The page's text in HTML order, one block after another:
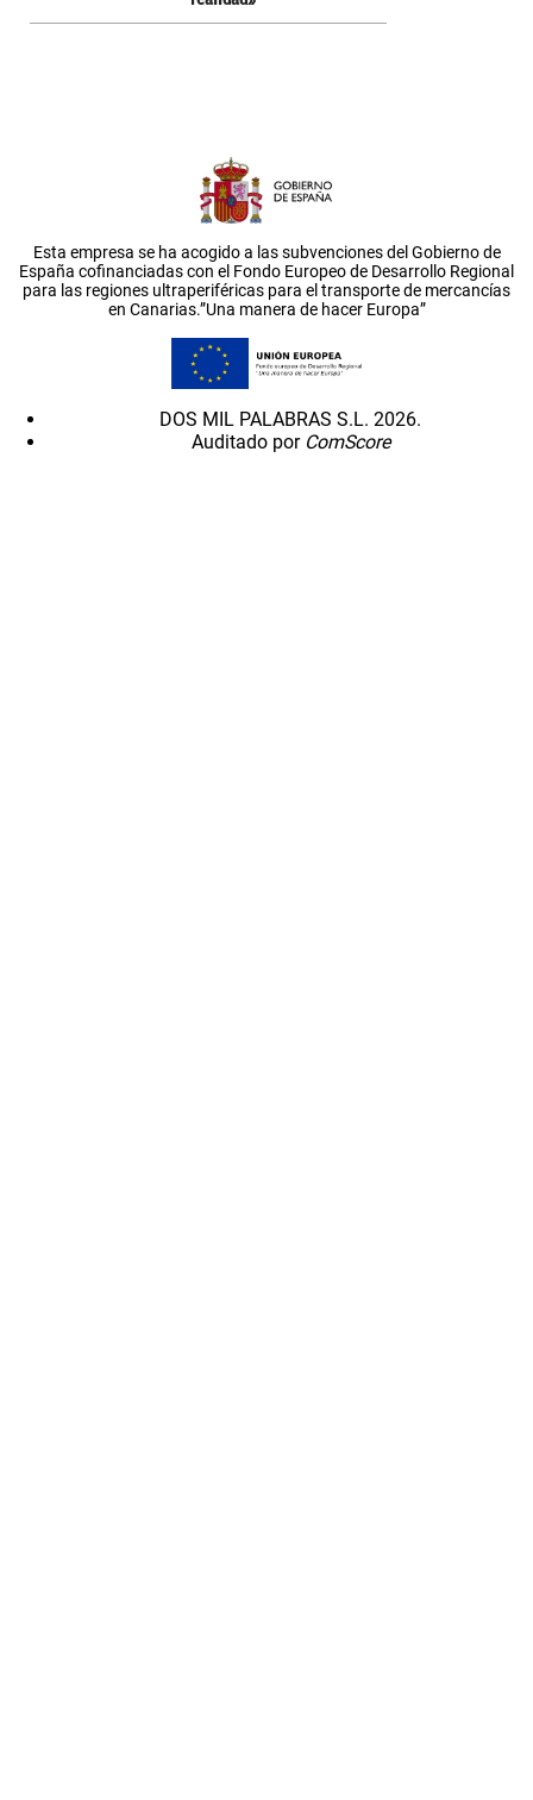
Esta empresa se ha acogido a las subvenciones del Gobierno de
España cofinanciadas con el Fondo Europeo de Desarrollo Regional
para las regiones ultraperiféricas para el transporte de mercancías
en Canarias.”Una manera de hacer Europa”
DOS MIL PALABRAS S.L. 2026.
Auditado por ComScore